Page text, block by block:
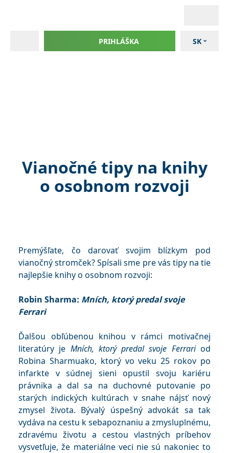
SK
PRIHLÁŠKA
Vianočné tipy na knihy
o osobnom rozvoji
Premýšľate, čo darovať svojim blízkym pod
vianočný stromček? Spísali sme pre vás tipy na tie
najlepšie knihy o osobnom rozvoji:
Robin Sharma: Mních, ktorý predal svoje
Ferrari
Ďalšou obľúbenou knihou v rámci motivačnej
literatúry je Mních, ktorý predal svoje Ferrariod
Robina Sharmuako, ktorý vo veku 25 rokov po
infarkte v súdnej sieni opustil svoju kariéru
právnika a dal sa na duchovné putovanie po
starých indických kultúrach v snahe nájsť nový
zmysel života. Bývalý úspešný advokát sa tak
vydáva na cestu k sebapoznaniu a zmysluplnému,
zdravému životu a cestou vlastných príbehov
vysvetľuje, že materiálne veci nie sú nakoniec to